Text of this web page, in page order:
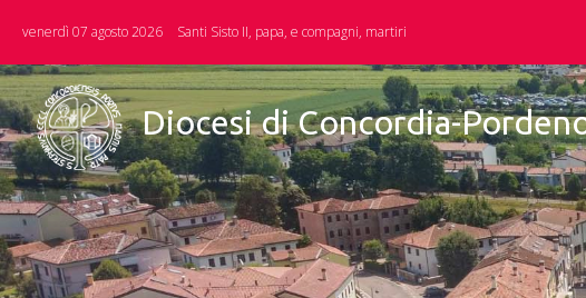
content
venerdì 07 agosto 2026 Santi Sisto II, papa, e compagni, martiri
Diocesi di Concordia-